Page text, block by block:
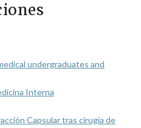
undergraduates and
Interna
Capsular tras cirugía de